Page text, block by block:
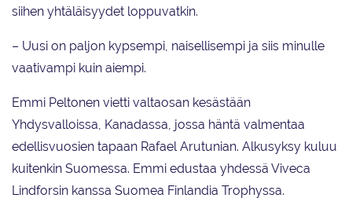
siihen yhtäläisyydet loppuvatkin.
– Uusi on paljon kypsempi, naisellisempi ja siis minulle
vaativampi kuin aiempi.
Emmi Peltonen vietti valtaosan kesästään
Yhdysvalloissa, Kanadassa, jossa häntä valmentaa
edellisvuosien tapaan Rafael Arutunian. Alkusyksy kuluu
kuitenkin Suomessa. Emmi edustaa yhdessä Viveca
Lindforsin kanssa Suomea Finlandia Trophyssa.